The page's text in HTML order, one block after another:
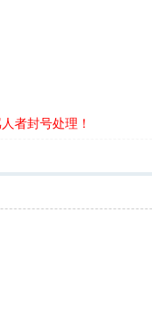
者封号处理！